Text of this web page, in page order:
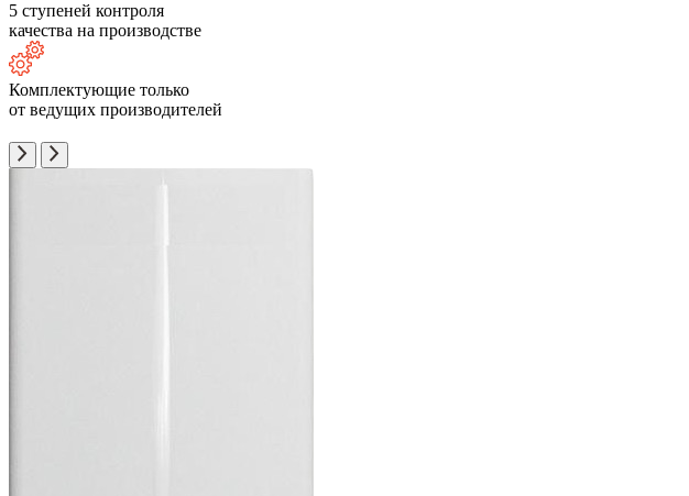
5 ступеней контроля
качества на производстве
Комплектующие только
от ведущих производителей